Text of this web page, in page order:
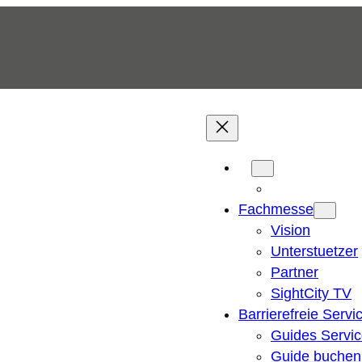
Fachmesse
Vision
Unterstuetzer
Partner
SightCity TV
Barrierefreie
Guides
Guide buchen